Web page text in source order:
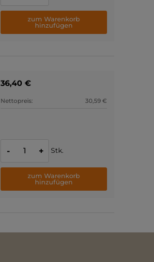
zum Warenkorb
hinzufügen
36,40 €
Nettopreis: 30,59 €
- + Stk.
zum Warenkorb
hinzufügen